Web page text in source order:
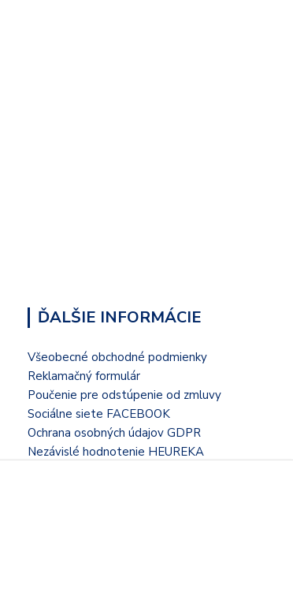
ĎALŠIE INFORMÁCIE
Všeobecné obchodné podmienky
Reklamačný formulár
Poučenie pre odstúpenie od zmluvy
Sociálne siete FACEBOOK
Ochrana osobných údajov GDPR
Nezávislé hodnotenie HEUREKA